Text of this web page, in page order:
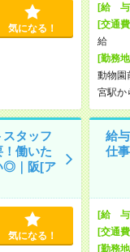
気になる！
[給
[交通
給
[勤務
動物園
宮駅か
タッフ
働いた
◎｜阪[ア
気になる！
給
仕
[給
[交通
[勤務